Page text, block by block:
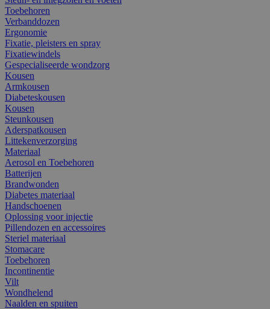
Toebehoren
Verbanddozen
Ergonomie
Fixatie, pleisters en spray
Fixatiewindels
Gespecialiseerde wondzorg
Kousen
Armkousen
Diabeteskousen
Kousen
Steunkousen
Aderspatkousen
Littekenverzorging
Materiaal
Aerosol en Toebehoren
Batterijen
Brandwonden
Diabetes materiaal
Handschoenen
Oplossing voor injectie
Pillendozen en accessoires
Steriel materiaal
Stomacare
Toebehoren
Incontinentie
Vilt
Wondhelend
Naalden en spuiten